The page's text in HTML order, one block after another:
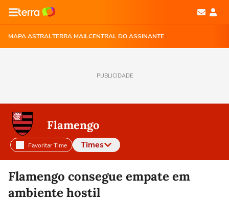
MAPA ASTRALTERRA MAILCENTRAL DO ASSINANTE
PUBLICIDADE
Flamengo
Favoritar Time Times
Selecione o time para ver as notícias
Flamengo consegue empate em
ambiente hostil